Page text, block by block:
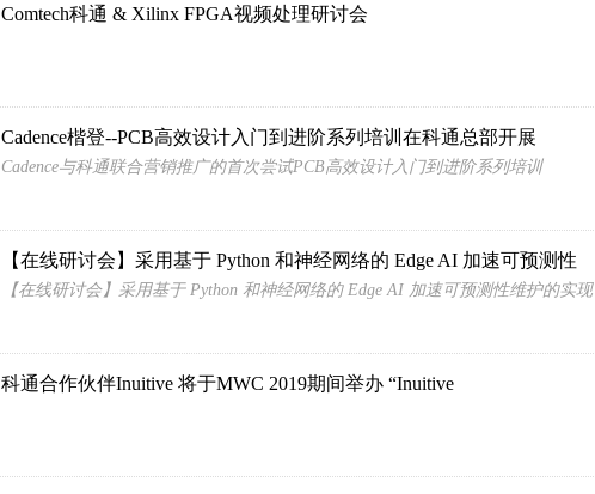
Comtech科通 & Xilinx FPGA视频处理研讨会
Cadence楷登--PCB高效设计入门到进阶系列培训在科通总部开展
Cadence与科通联合营销推广的首次尝试PCB高效设计入门到进阶系列培训
【在线研讨会】采用基于 Python 和神经网络的 Edge AI 加速可预测性
【在线研讨会】采用基于 Python 和神经网络的 Edge AI 加速可预测性维护的实
科通合作伙伴Inuitive 将于MWC 2019期间举办 “Inuitive